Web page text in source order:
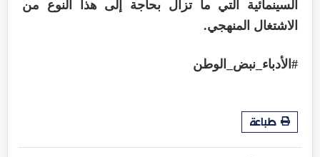
السينمائية التي ما تزال بحاجة إلى هذا النوع من
الاشتغال المنهجي.
#الأدباء_نبض_الوطن
طباعة